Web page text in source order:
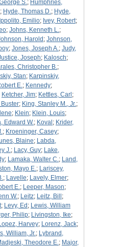
S.; Humphries,
; Hyde, Thomas D.; Hyde,
Ippolito, Emilio; Ivey, Robert;
; Johns, Kenneth L.;
Harold ; Johnson,
; Jones, Joseph A.; Judy,
Joseph; Kalosch;
Christopher B.;
Stan; Karpinskiy,
E.; Kennedy;
Ketcher, Jim; Kettles, Carl ;
Buster; King, Stanley M., Jr.;
; Klein; Klein, Louis;
Edward W.; Koval ; Krider,
; Kroeninger, Casey;
Blaine; Labda,
J.; Lacy, Guy; Lake,
; Lamaka, Walter C.; Land,
Mayo E.; Lariscey,
; Lavelle; Lavely, Elmer;
E.; Leeper, Mason;
W.; Leitz; Leitz, Bill ;
; Levy, Ed ; Lewis, William
Philip; Livingston, Ike;
Harvey; Lorenz, Jack;
William, Jr.; Lybrand,
Theodore E.; Major,